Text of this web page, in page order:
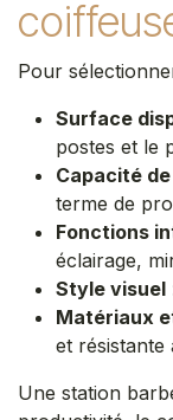
Pour
Surface
postes et le
Capacité
terme de
Fonctions
éclairage,
Style visuel
Matériaux
et résistante
Une station